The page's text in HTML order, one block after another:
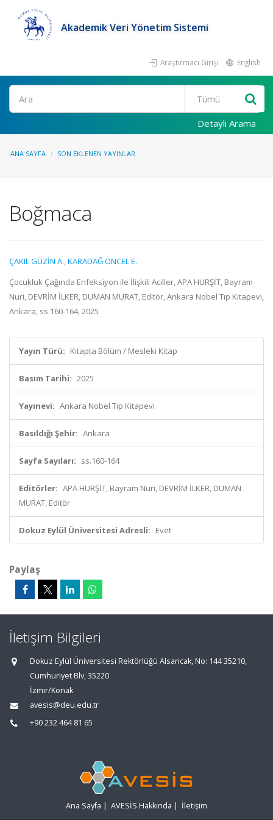
Akademik Veri Yönetim Sistemi
Araştırmacı Girişi English
Ara
Detaylı Arama
ANA SAYFA SON EKLENEN YAYINLAR
Boğmaca
ÇAKIL GÜZİN A.,KARADAĞ ÖNCEL E.
Çocukluk Çağında Enfeksiyon ile İlişkili Aciller, APA HURŞİT, Bayram
Nuri, DEVRİM İLKER, DUMAN MURAT, Editör, Ankara Nobel Tıp Kitapevi,
Ankara, ss.160-164, 2025
Yayın Türü: Kitapta Bölüm / Mesleki Kitap
Basım Tarihi: 2025
Yayınevi: Ankara Nobel Tıp Kitapevi
Basıldığı Şehir: Ankara
Sayfa Sayıları: ss.160-164
Editörler: APA HURŞİT, Bayram Nuri, DEVRİM İLKER, DUMAN
MURAT, Editör
Dokuz Eylül Üniversitesi Adresli: Evet
Paylaş
İletişim Bilgileri
Dokuz Eylül Üniversitesi Rektörlüğü Alsancak, No: 144 35210,
Cumhuriyet Blv, 35220
İzmir/Konak
avesis@deu.edu.tr
+90 232 464 81 65
Ana Sayfa | AVESİS Hakkında | İletişim